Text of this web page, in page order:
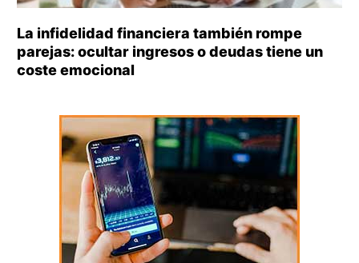
La infidelidad financiera también rompe
parejas: ocultar ingresos o deudas tiene un
coste emocional